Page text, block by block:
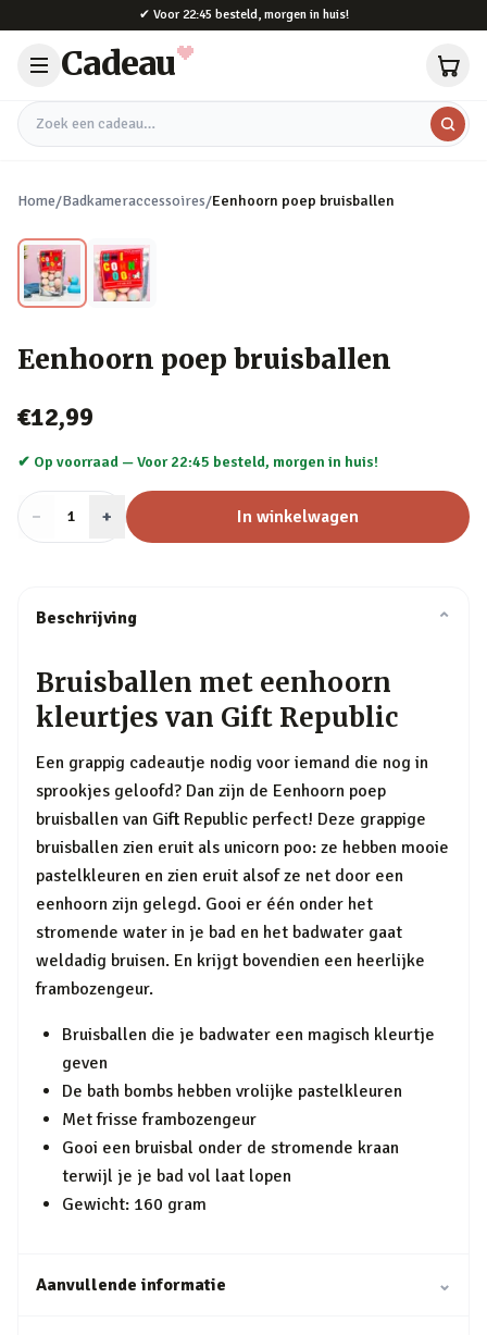
✔ Voor 22:45 besteld, morgen in huis!
Cadeau
Zoek een cadeau
Home/Badkameraccessoires/Eenhoorn poep bruisballen
Eenhoorn poep bruisballen
€12,99
✔ Op voorraad —Voor 22:45 besteld, morgen in huis!
− Aantal
1 + In winkelwagen
Beschrijving ⌄
Bruisballen met eenhoorn
kleurtjes van Gift Republic
Een grappig cadeautje nodig voor iemand die nog in
sprookjes geloofd? Dan zijn de Eenhoorn poep
bruisballen van Gift Republic perfect! Deze grappige
bruisballen zien eruit als unicorn poo: ze hebben mooie
pastelkleuren en zien eruit alsof ze net door een
eenhoorn zijn gelegd. Gooi er één onder het
stromende water in je bad en het badwater gaat
weldadig bruisen. En krijgt bovendien een heerlijke
frambozengeur.
Bruisballen die je badwater een magisch kleurtje
geven
De bath bombs hebben vrolijke pastelkleuren
Met frisse frambozengeur
Gooi een bruisbal onder de stromende kraan
terwijl je je bad vol laat lopen
Gewicht: 160 gram
Aanvullende informatie ⌄